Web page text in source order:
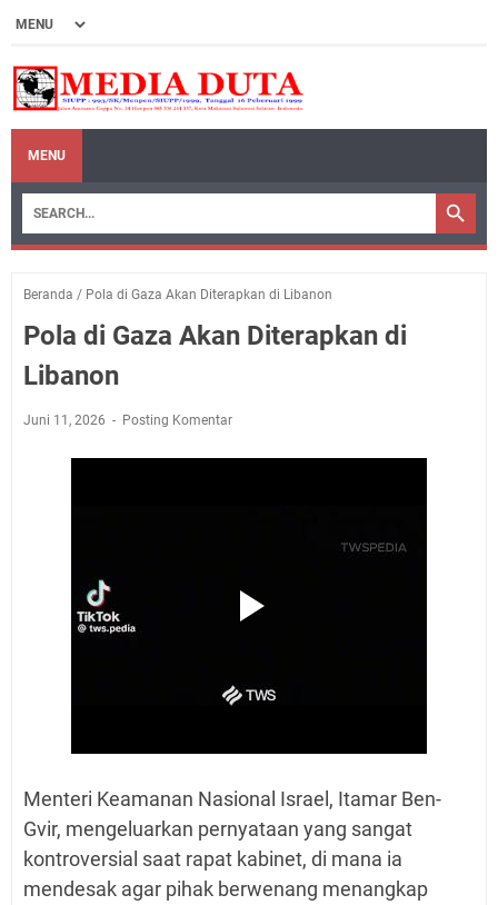
MENU
Beranda / Pola di Gaza Akan Diterapkan di Libanon
Pola di Gaza Akan Diterapkan di
Libanon
Juni 11, 2026 Posting Komentar
Menteri Keamanan Nasional Israel, Itamar Ben-
Gvir, mengeluarkan pernyataan yang sangat
kontroversial saat rapat kabinet, di mana ia
mendesak agar pihak berwenang menangkap